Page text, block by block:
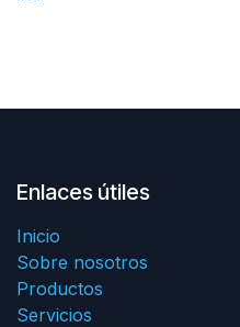
Enlaces útiles
Inicio
Sobre nosotros
Productos
Servicios